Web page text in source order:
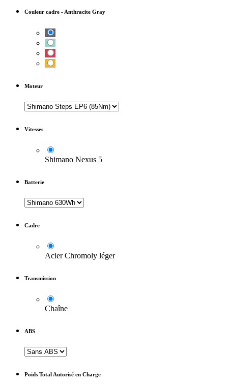
Couleur cadre - Anthracite Gray
Moteur
Vitesses
Shimano Nexus 5
Batterie
Cadre
Acier Chromoly léger
Transmission
Chaîne
ABS
Poids Total Autorisé en Charge